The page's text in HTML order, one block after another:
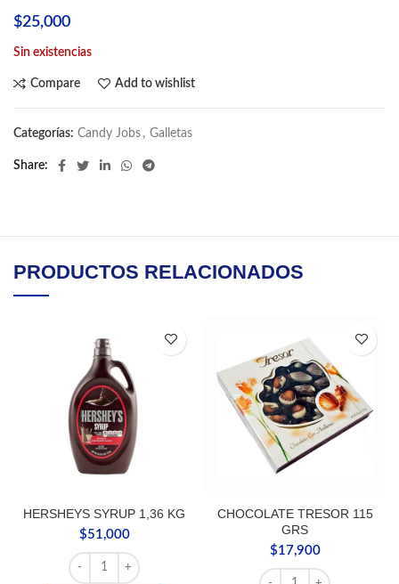
$25,000
Sin existencias
Compare Add to wishlist
Categorías: Candy Jobs , Galletas
Share
PRODUCTOS RELACIONADOS
HERSHEYS SYRUP 1,36 KG
$51,000
HERSHEYS SYRUP 1,36 KG cantidad
CHOCOLATE TRESOR 115
GRS
$17,900
CHOCOLATE TRESOR